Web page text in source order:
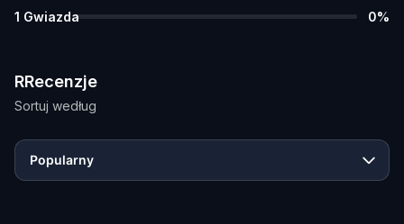
1 Gwiazda 0%
RRecenzje
Sortuj według
Popularny